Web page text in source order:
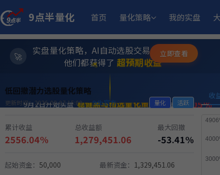
9点半量化 首页 量化策略 我的实盘
✨
💫
⭐
实盘量化策略，AI自动选股交易，躺赚模式
他们都获得了 超预期收益
11月25日开始实盘 多重止损优化成长量化策略 收益
9月2日开始实盘 稳健黑马精选量化策略 收益 12.05%
6月15日开始实盘 小市值_ETF轮动_双龙出海 收益
8月12日开始实盘 稳健黑马精选量化策略 收益
立即查看
低回撤潜力选股量化策略
更新时间：2026-08-07 15:09 9db官方 量化 活跃
累计收益
2556.04%
总收益额
1,279,451.06
最大回撤
-53.41%
起始资金： 50,000 最新资金： 1,329,451.06
收